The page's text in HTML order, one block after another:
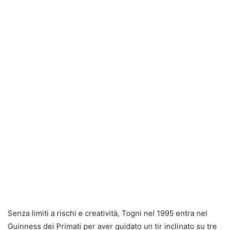
Senza limiti a rischi e creatività, Togni nel 1995 entra nel
Guinness dei Primati per aver guidato un tir inclinato su tre